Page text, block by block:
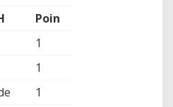
Poin
1
1
1